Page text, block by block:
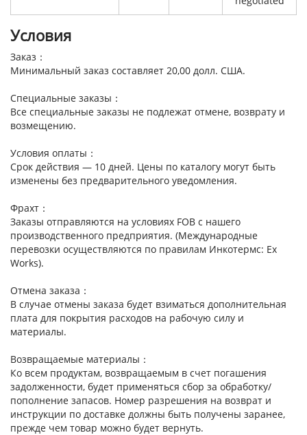
Условия
Заказ：
Минимальный заказ составляет 20,00 долл. США.
Специальные заказы：
Все специальные заказы не подлежат отмене, возврату и
возмещению.
Условия оплаты：
Срок действия — 10 дней. Цены по каталогу могут быть
изменены без предварительного уведомления.
Фрахт：
Заказы отправляются на условиях FOB с нашего
производственного предприятия. (Международные
перевозки осуществляются по правилам Инкотермс: Ex
Works).
Отмена заказа：
В случае отмены заказа будет взиматься дополнительная
плата для покрытия расходов на рабочую силу и
материалы.
Возвращаемые материалы：
Ко всем продуктам, возвращаемым в счет погашения
задолженности, будет применяться сбор за обработку/
пополнение запасов. Номер разрешения на возврат и
инструкции по доставке должны быть получены заранее,
прежде чем товар можно будет вернуть.